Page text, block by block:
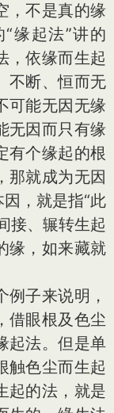
，不是真的缘
缘起法”讲的
，依缘而生起
不断、恒而无
可能无因无缘
无因而只有缘
有个缘起的根
那就成为无因
，就是指“此
接、辗转生起
缘，如来藏就
子来说明，
借眼根及色尘
起法。但是单
触色尘而生起
起的法，就是